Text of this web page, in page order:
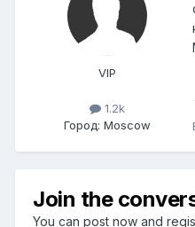
VIP
1.2k
Город: Moscow
Join the
You can post now and